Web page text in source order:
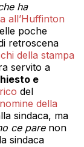
ha
all’Huffinton
poche
retroscena
della stampa
servito a
e
del
della
sindaca, ma
ce parenon
sindaca